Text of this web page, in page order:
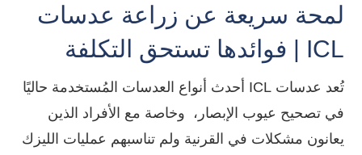
لمحة سريعة عن زراعة عدسات
ICL | فوائدها تستحق التكلفة
تُعد عدسات ICL أحدث أنواع العدسات المُستخدمة حاليًا
في تصحيح عيوب الإبصار، وخاصة مع الأفراد الذين
يعانون مشكلات في القرنية ولم تناسبهم عمليات الليزك